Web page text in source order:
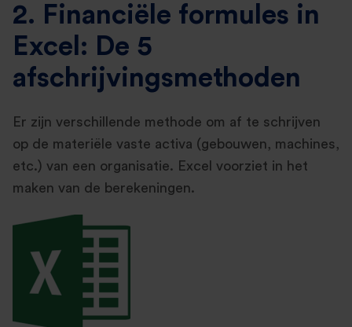
2. Financiële formules in
Excel: De 5
afschrijvingsmethoden
Er zijn verschillende methode om af te schrijven
op de materiële vaste activa (gebouwen, machines,
etc.) van een organisatie. Excel voorziet in het
maken van de berekeningen.